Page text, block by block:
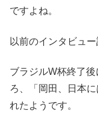
ですよね。
以前のインタビュ
ブラジルW杯終了
ろ、「岡田、日本
れたようです。